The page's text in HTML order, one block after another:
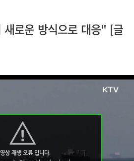
로운 방식으로 대응" [글